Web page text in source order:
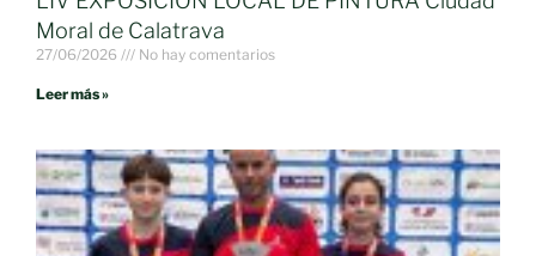
Moral de Calatrava
27/06/2026 No hay comentarios
Leer más »